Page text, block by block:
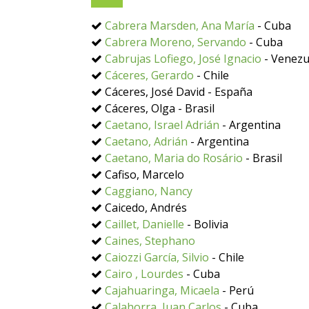
Cabrera Marsden, Ana María - Cuba
Cabrera Moreno, Servando - Cuba
Cabrujas Lofiego, José Ignacio -
Cáceres, Gerardo - Chile
Cáceres, José David - España
Cáceres, Olga - Brasil
Caetano, Israel Adrián - Argentina
Caetano, Adrián - Argentina
Caetano, Maria do Rosário - Brasil
Cafiso, Marcelo
Caggiano, Nancy
Caicedo, Andrés
Caillet, Danielle - Bolivia
Caines, Stephano
Caiozzi García, Silvio - Chile
Cairo , Lourdes - Cuba
Cajahuaringa, Micaela - Perú